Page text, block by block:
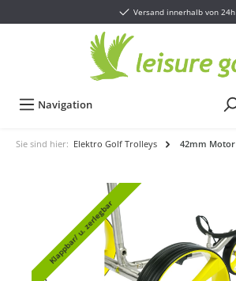
Versand innerhalb von 24h
Navigation
Sie sind hier: Elektro Golf Trolleys 42mm Motor
Klappbar/ u. zerlegbar